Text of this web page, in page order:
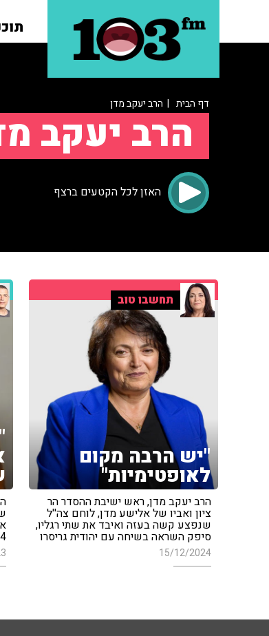
דף הבית | הרב יעקב מדן
הרב יעקב
האזן לכל הקטעים ברצף
תחשבו טוב
"יש הרבה מקום
לאופטימיות"
הרב יעקב מדן, ראש ישיבת ההסדר הר
ציון ואביו של אלישע מדן, לוחם צה''ל
שנפצע קשה בעזה ואיבד את שתי רגליו,
סיפק השראה בשיחה עם יהודית גריסרו
15/12/2024
4 מטרים"